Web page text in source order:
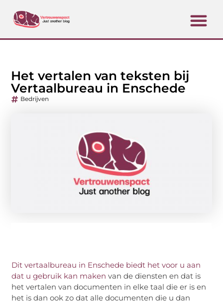
Het vertalen van teksten bij
Vertaalbureau in Enschede
Bedrijven
Dit vertaalbureau in Enschede biedt het voor u aan
dat u gebruik kan maken van de diensten en dat is
het vertalen van documenten in elke taal die er is en
het is dan ook zo dat alle documenten die u dan